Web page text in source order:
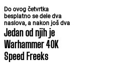
Do ovog četvrtka
besplatno se dele dva
naslova, a nakon još dva
Jedan od njih je
Warhammer 40K
Speed Freeks